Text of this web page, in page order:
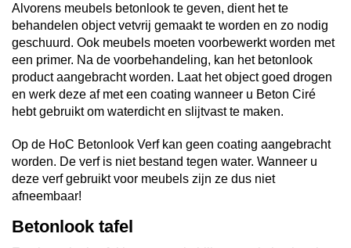
Alvorens meubels betonlook te geven, dient het te
behandelen object vetvrij gemaakt te worden en zo nodig
geschuurd. Ook meubels moeten voorbewerkt worden met
een primer. Na de voorbehandeling, kan het betonlook
product aangebracht worden. Laat het object goed drogen
en werk deze af met een coating wanneer u Beton Ciré
hebt gebruikt om waterdicht en slijtvast te maken.
Op de HoC Betonlook Verf kan geen coating aangebracht
worden. De verf is niet bestand tegen water. Wanneer u
deze verf gebruikt voor meubels zijn ze dus niet
afneembaar!
Betonlook tafel